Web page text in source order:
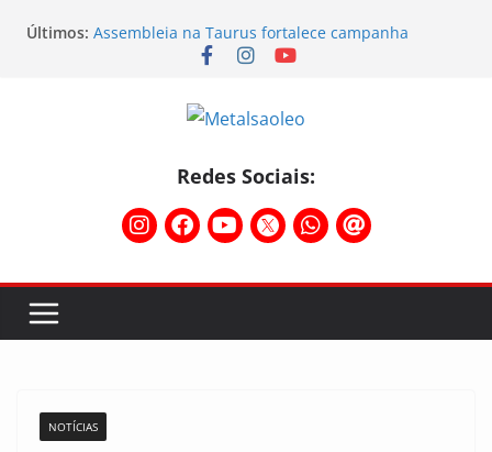
Últimos: Assembleia na Taurus fortalece campanha
salarial e mostra a força da categoria que exige
Nota de repúdio
Conselho Diretivo da CNM/CUT debate indústria e
Temporal destelha Ginásio Bigornão
Assembleia na Taurus – Campanha salarial
2026/2027
Redes Sociais:
NOTÍCIAS